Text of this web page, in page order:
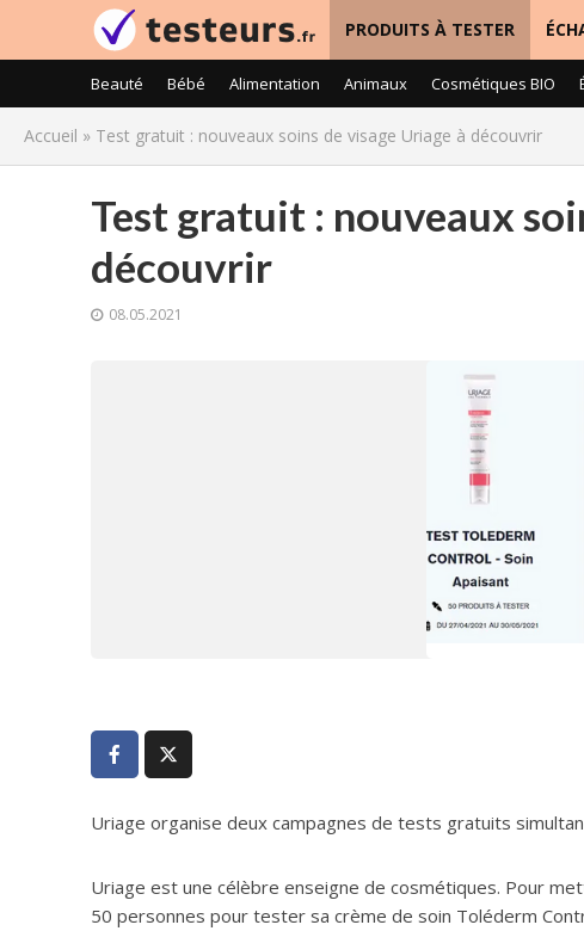
PRODUITS À TESTER
Beauté Bébé Alimentation Animaux Cosmétiques BIO
Accueil » Test gratuit : nouveaux soins de visage Uriage à découvrir
Test gratuit : nouveaux
découvrir
08.05.2021
Uriage organise deux campagnes de tests gratuits
Uriage est une célèbre enseigne de cosmétiques. Pour
50 personnes pour tester sa crème de soin Toléderm